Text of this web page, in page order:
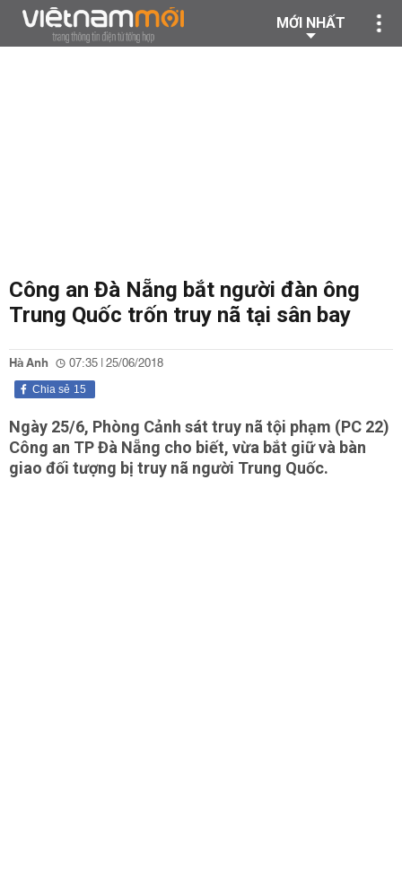
MỚI NHẤT
Công an Đà Nẵng bắt người đàn ông
Trung Quốc trốn truy nã tại sân bay
Hà Anh 07:35 | 25/06/2018
15
Chia sẻ
Ngày 25/6, Phòng Cảnh sát truy nã tội phạm (PC 22)
Công an TP Đà Nẵng cho biết, vừa bắt giữ và bàn
giao đối tượng bị truy nã người Trung Quốc.